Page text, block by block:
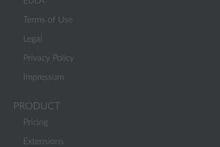
Terms of Use
Legal
Privacy Policy
Impressum
PRODUCT
Pricing
Extensions